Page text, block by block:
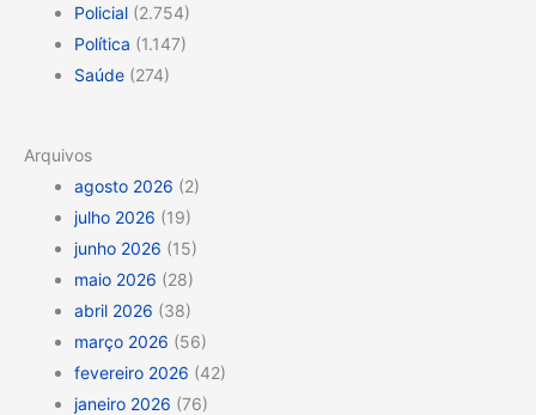
Policial (2.754)
Política (1.147)
Saúde (274)
Arquivos
agosto 2026 (2)
julho 2026 (19)
junho 2026 (15)
maio 2026 (28)
abril 2026 (38)
março 2026 (56)
fevereiro 2026 (42)
janeiro 2026 (76)